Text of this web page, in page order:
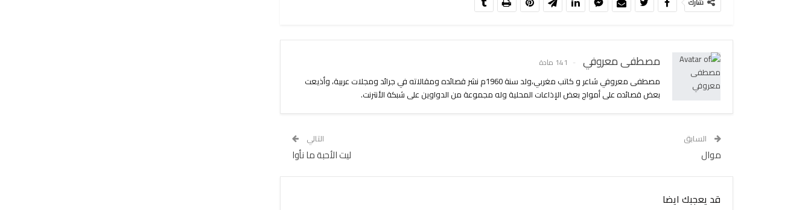
مصطفى معروفي 141 مادة
مصطفى معروفي شاعر و كاتب مغربي،ولد سنة 1960م نشر قصائده ومقالاته في جرائد ومجلات عربية، وأذيعت
بعض قصائده على أمواج بعض الإذاعات المحلية وله مجموعة من الدواوين على شبكة الأنترنت.
السابق
موال
التالي
ليت الأحبة ما نأوا
قد يعجبك ايضا